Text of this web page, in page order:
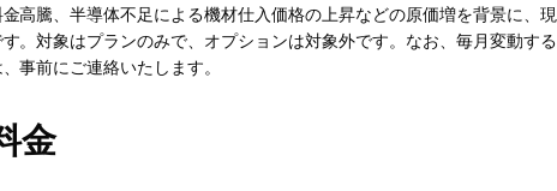
高騰、半導体不足による機材仕入価格の上昇などの原価増を背景に、現
。対象はプランのみで、オプションは対象外です。なお、毎月変動する
事前にご連絡いたします。
金